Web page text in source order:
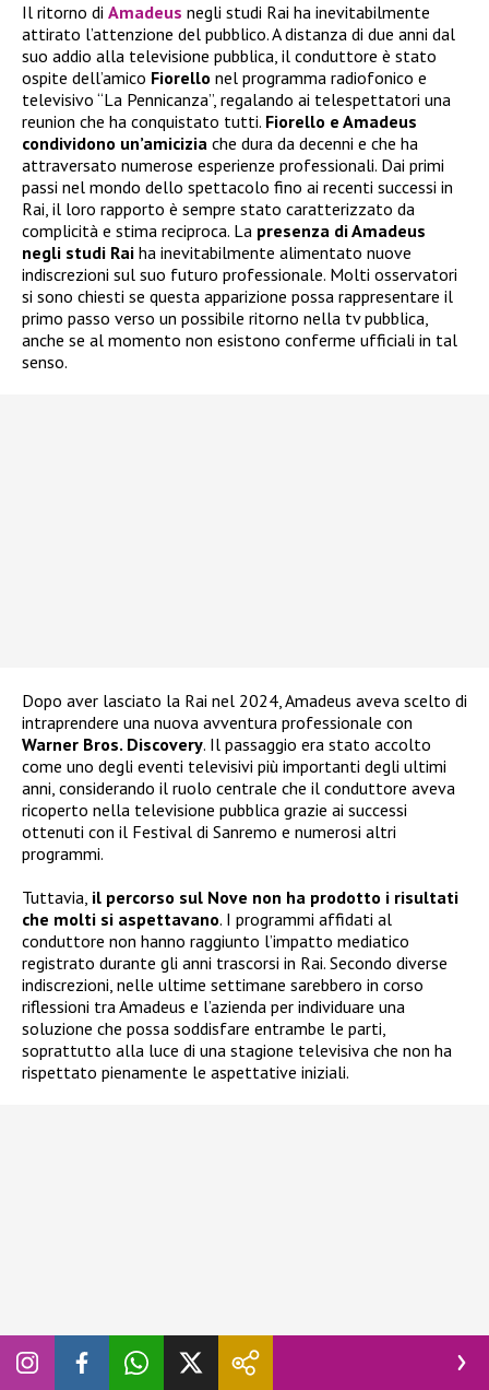
Il ritorno di Amadeus negli studi Rai ha inevitabilmente
attirato l’attenzione del pubblico. A distanza di due anni dal
suo addio alla televisione pubblica, il conduttore è stato
ospite dell’amico Fiorello nel programma radiofonico e
televisivo “La Pennicanza”, regalando ai telespettatori una
reunion che ha conquistato tutti. Fiorello e Amadeus
condividono un’amicizia che dura da decenni e che ha
attraversato numerose esperienze professionali. Dai primi
passi nel mondo dello spettacolo fino ai recenti successi in
Rai, il loro rapporto è sempre stato caratterizzato da
complicità e stima reciproca. La presenza di Amadeus
negli studi Rai ha inevitabilmente alimentato nuove
indiscrezioni sul suo futuro professionale. Molti osservatori
si sono chiesti se questa apparizione possa rappresentare il
primo passo verso un possibile ritorno nella tv pubblica,
anche se al momento non esistono conferme ufficiali in tal
senso.
Dopo aver lasciato la Rai nel 2024, Amadeus aveva scelto di
intraprendere una nuova avventura professionale con
Warner Bros. Discovery. Il passaggio era stato accolto
come uno degli eventi televisivi più importanti degli ultimi
anni, considerando il ruolo centrale che il conduttore aveva
ricoperto nella televisione pubblica grazie ai successi
ottenuti con il Festival di Sanremo e numerosi altri
programmi.
Tuttavia, il percorso sul Nove non ha prodotto i risultati
che molti si aspettavano. I programmi affidati al
conduttore non hanno raggiunto l’impatto mediatico
registrato durante gli anni trascorsi in Rai. Secondo diverse
indiscrezioni, nelle ultime settimane sarebbero in corso
riflessioni tra Amadeus e l’azienda per individuare una
soluzione che possa soddisfare entrambe le parti,
soprattutto alla luce di una stagione televisiva che non ha
rispettato pienamente le aspettative iniziali.